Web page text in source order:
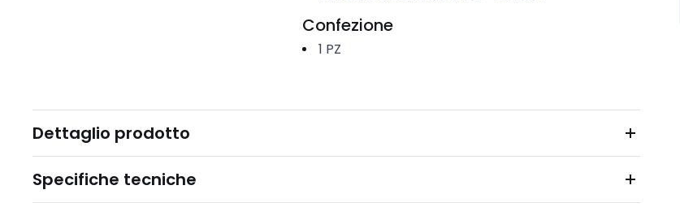
Confezione
1 PZ
Dettaglio prodotto
Specifiche tecniche